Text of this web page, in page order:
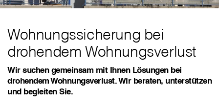
Wohnungssicherung bei
drohendem Wohnungsverlust
Wir suchen gemeinsam mit Ihnen Lösungen bei
drohendem Wohnungsverlust. Wir beraten, unterstützen
und begleiten Sie.